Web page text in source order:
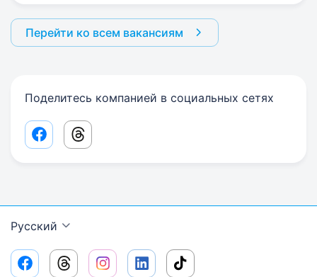
Перейти ко всем вакансиям
Поделитесь компанией в социальных сетях
Facebook share link
Threads share link
Русский